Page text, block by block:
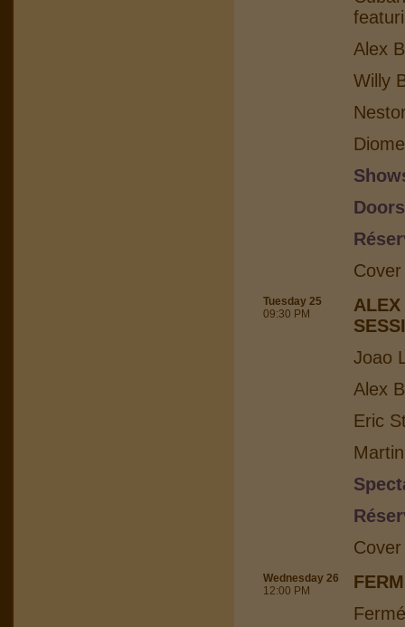
Alex
Willy
Tuesday 25
09:30 PM
Joao
Alex
Eric
Wednesday 26
12:00 PM